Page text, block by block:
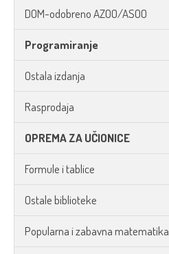
DOM-odobreno AZOO/ASOO
Programiranje
Ostala izdanja
Rasprodaja
OPREMA ZA UČIONICE
Formule i tablice
Ostale biblioteke
Popularna i zabavna matematika